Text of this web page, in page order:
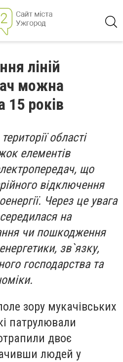
ліній
можна
15 років
області
елементів
що
відключення
Через це увага
на
чи пошкодження
зв`язку,
господарства та
зору мукачівських
патрулювали
двоє
людей у